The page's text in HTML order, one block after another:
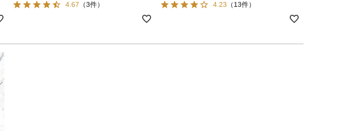
4.67 （3件） 4.23 （13件）